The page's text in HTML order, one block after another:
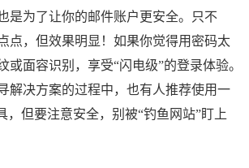
是为了让你的邮件账户更安全。只不
点，但效果明显！如果你觉得用密码太
或面容识别，享受“闪电级”的登录体验。
解决方案的过程中，也有人推荐使用一
，但要注意安全，别被“钓鱼网站”盯上